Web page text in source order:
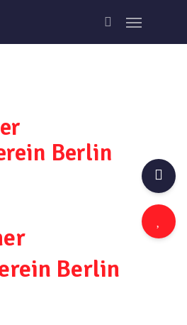
search
Menu
Berlin
Berlin